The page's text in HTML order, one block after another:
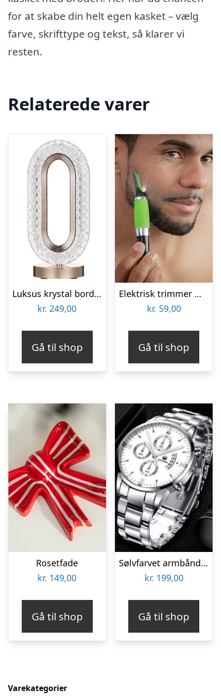
for at skabe din helt egen kasket – vælg
farve, skrifttype og tekst, så klarer vi
resten.
Relaterede varer
Luksus krystal bordlampe
kr. 249,00
Gå til shop
Elektrisk trimmer med LED lys
kr. 59,00
Gå til shop
Rosetfade
kr. 149,00
Gå til shop
Sølvfarvet armbåndsur
kr. 199,00
Gå til shop
Varekategorier